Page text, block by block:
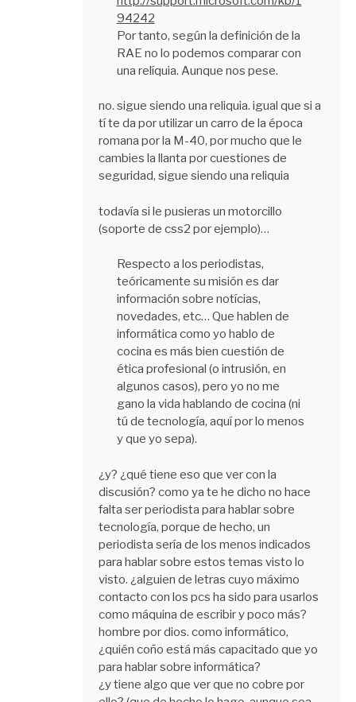
94242
Por tanto, según la definición de la
RAE no lo podemos comparar con
una relíquia. Aunque nos pese.
no. sigue siendo una reliquia. igual que si a
tí te da por utilizar un carro de la época
romana por la M-40, por mucho que le
cambies la llanta por cuestiones de
seguridad, sigue siendo una reliquia
todavía si le pusieras un motorcillo
(soporte de css2 por ejemplo)…
Respecto a los periodistas,
teóricamente su misión es dar
información sobre notícias,
novedades, etc… Que hablen de
informática como yo hablo de
cocina es más bien cuestión de
ética profesional (o intrusión, en
algunos casos), pero yo no me
gano la vida hablando de cocina (ni
tú de tecnología, aquí por lo menos
y que yo sepa).
¿y? ¿qué tiene eso que ver con la
discusión? como ya te he dicho no hace
falta ser periodista para hablar sobre
tecnología, porque de hecho, un
periodista sería de los menos indicados
para hablar sobre estos temas visto lo
visto. ¿alguien de letras cuyo máximo
contacto con los pcs ha sido para usarlos
como máquina de escribir y poco más?
hombre por dios. como informático,
¿quién coño está más capacitado que yo
para hablar sobre informática?
¿y tiene algo que ver que no cobre por